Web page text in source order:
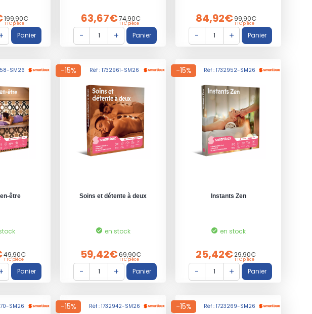
199,90€
TTC pièce 63,67€74,90€
TTC pièce 84,92€99,90€
TTC pièce
SM26
être
49,90€
TTC pièce
-15% Réf : 1732961-SM26
Soins et détente à deux
en stock
59,42€69,90€
TTC pièce
-15% Réf : 1732952-SM26
Instants Zen
en stock
25,42€29,90€
TTC pièce
SM26 -15% Réf : 1732942-SM26 -15% Réf : 1723269-SM26